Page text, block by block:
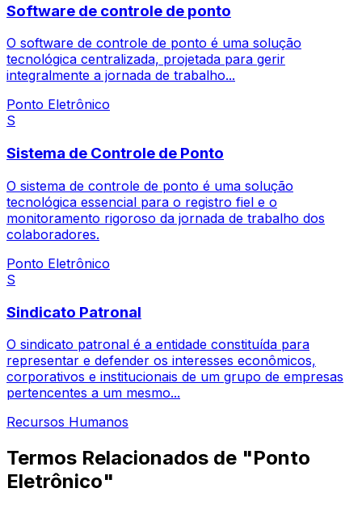
Software de controle de ponto
O software de controle de ponto é uma solução
tecnológica centralizada, projetada para gerir
integralmente a jornada de trabalho...
Ponto Eletrônico
S
Sistema de Controle de Ponto
O sistema de controle de ponto é uma solução
tecnológica essencial para o registro fiel e o
monitoramento rigoroso da jornada de trabalho dos
colaboradores.
Ponto Eletrônico
S
Sindicato Patronal
O sindicato patronal é a entidade constituída para
representar e defender os interesses econômicos,
corporativos e institucionais de um grupo de empresas
pertencentes a um mesmo...
Recursos Humanos
Termos Relacionados de "Ponto
Eletrônico"